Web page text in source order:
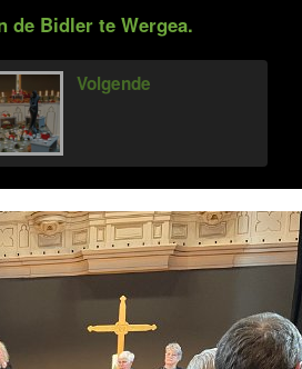
de Bidler te Wergea.
Volgende